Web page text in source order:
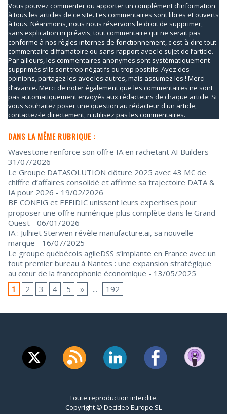
Vous pouvez commenter ou apporter un complément d’information
à tous les articles de ce site. Les commentaires sont libres et ouverts
à tous. Néanmoins, nous nous réservons le droit de supprimer,
sans explication ni préavis, tout commentaire qui ne serait pas
conforme à nos règles internes de fonctionnement, c'est-à-dire tout
commentaire diffamatoire ou sans rapport avec le sujet de l’article.
Par ailleurs, les commentaires anonymes sont systématiquement
supprimés s’ils sont trop négatifs ou trop positifs. Ayez des
opinions, partagez les avec les autres, mais assumez les ! Merci
d’avance. Merci de noter également que les commentaires ne sont
pas automatiquement envoyés aux rédacteurs de chaque article. Si
vous souhaitez poser une question au rédacteur d'un article,
contactez-le directement, n'utilisez pas les commentaires.
DANS LA MÊME RUBRIQUE :
Wavestone renforce son offre IA en rachetant AI Builders -
31/07/2026
Le Groupe DATASOLUTION clôture 2025 avec 43 M€ de
chiffre d’affaires consolidé et affirme sa trajectoire DATA &
IA pour 2026 - 19/02/2026
BE CONFIG et EFFIDIC unissent leurs expertises pour
proposer une offre numérique plus complète dans le Grand
Ouest - 06/01/2026
IA : Julhiet Sterwen révèle manufacture.ai, sa nouvelle
marque - 16/07/2025
Le groupe québécois agileDSS s’implante en France avec un
tout premier bureau à Nantes : une expansion stratégique
au cœur de la francophonie économique - 13/05/2025
1
2 3 4 5 » ... 192
Toute reproduction interdite.
Copyright © Decideo Europe SL